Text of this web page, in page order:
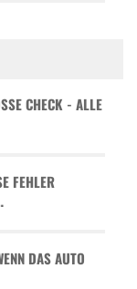
CHECK - ALLE D
FEHLER
DAS AUTO